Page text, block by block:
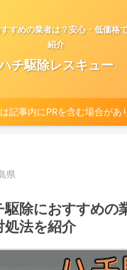
すめの業者は？安心・低価格
紹介
チ駆除レスキュー
記事内にPRを含む場合があ
県
駆除におすすめの
処法を紹介